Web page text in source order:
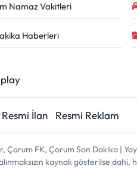
Namaz Vakitleri
Haberleri
Resmi İlan Resmi Reklam
FK, Çorum Son Dakika |
kaynak gösterilse